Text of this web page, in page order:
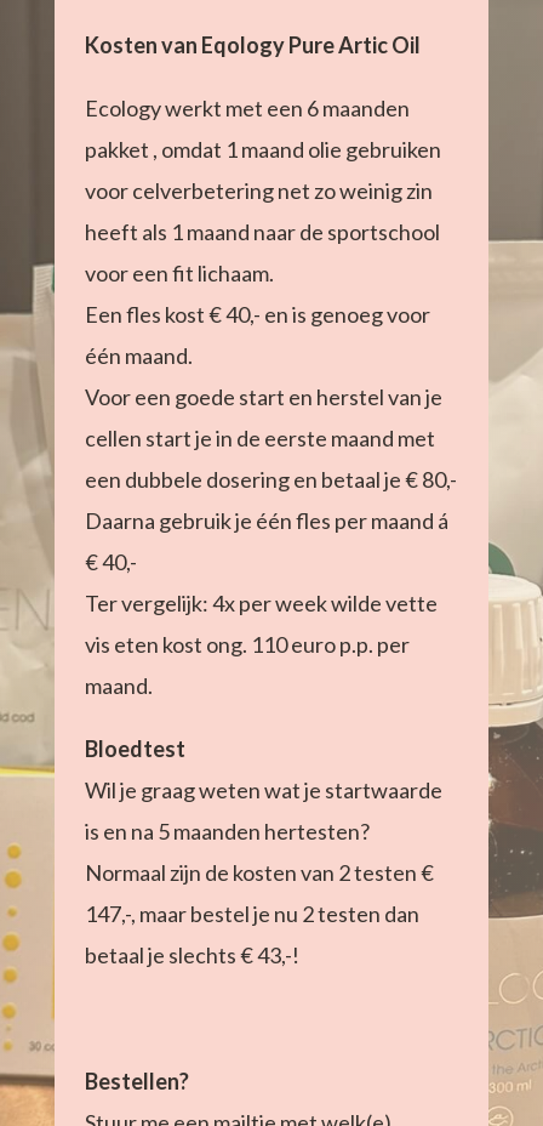
Kosten van Eqology Pure Artic Oil
Ecology werkt met een 6 maanden
pakket , omdat 1 maand olie gebruiken
voor celverbetering net zo weinig zin
heeft als 1 maand naar de sportschool
voor een fit lichaam.
Een fles kost € 40,- en is genoeg voor
één maand.
Voor een goede start en herstel van je
cellen start je in de eerste maand met
een dubbele dosering en betaal je € 80,-
Daarna gebruik je één fles per maand á
€ 40,-
Ter vergelijk: 4x per week wilde vette
vis eten kost ong. 110 euro p.p. per
maand.
Bloedtest
Wil je graag weten wat je startwaarde
is en na 5 maanden hertesten?
Normaal zijn de kosten van 2 testen €
147,-, maar bestel je nu 2 testen dan
betaal je slechts € 43,-!
Bestellen?